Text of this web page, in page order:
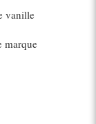
vanille
marque